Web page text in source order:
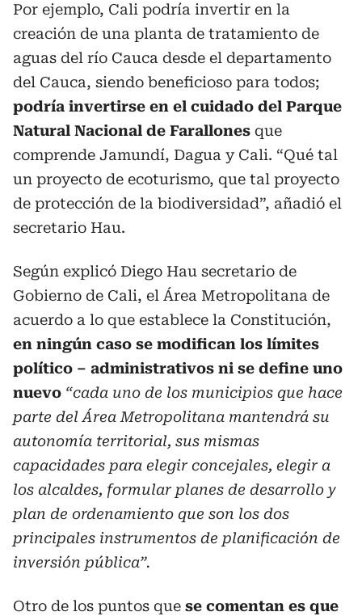
Por ejemplo, Cali podría invertir en la
creación de una planta de tratamiento de
aguas del río Cauca desde el departamento
del Cauca, siendo beneficioso para todos;
podría invertirse en el cuidado del Parque
Natural Nacional de Farallones que
comprende Jamundí, Dagua y Cali. “Qué tal
un proyecto de ecoturismo, que tal proyecto
de protección de la biodiversidad”, añadió el
secretario Hau.
Según explicó Diego Hau secretario de
Gobierno de Cali, el Área Metropolitana de
acuerdo a lo que establece la Constitución,
en ningún caso se modifican los límites
político – administrativos ni se define uno
nuevo “cada uno de los municipios que hace
parte del Área Metropolitana mantendrá su
autonomía territorial, sus mismas
capacidades para elegir concejales, elegir a
los alcaldes, formular planes de desarrollo y
plan de ordenamiento que son los dos
principales instrumentos de planificación de
inversión pública”.
Otro de los puntos que se comentan es que